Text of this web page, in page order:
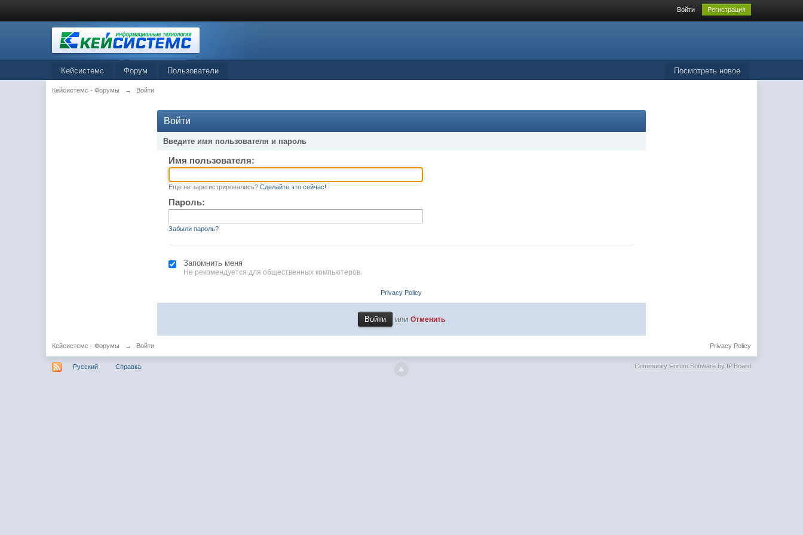
Войти Регистрация
Посмотреть новое
Кейсистемс Форум Пользователи
Кейсистемс - Форумы → Войти
Войти
Введите имя пользователя и пароль
Имя пользователя:
Еще не зарегистрировались? Сделайте это сейчас!
Пароль:
Забыли пароль?
Запомнить меня
Не рекомендуется для общественных компьютеров.
Privacy Policy
или Отменить
Кейсистемс - Форумы → Войти Privacy Policy
Русский Справка Community Forum Software by IP.Board